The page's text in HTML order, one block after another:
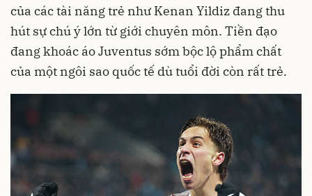
của các tài năng trẻ như Kenan Yildiz đang thu
hút sự chú ý lớn từ giới chuyên môn. Tiền đạo
đang khoác áo Juventus sớm bộc lộ phẩm chất
của một ngôi sao quốc tế dù tuổi đời còn rất trẻ.